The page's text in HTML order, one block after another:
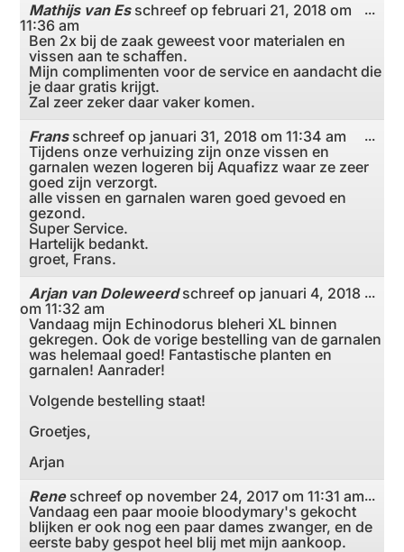
Mathijs van Es schreef op februari 21, 2018 om
11:36 am
Ben 2x bij de zaak geweest voor materialen en
vissen aan te schaffen.
Mijn complimenten voor de service en aandacht die
je daar gratis krijgt.
Zal zeer zeker daar vaker komen.
...
Frans schreef op januari 31, 2018 om 11:34 am
Tijdens onze verhuizing zijn onze vissen en
garnalen wezen logeren bij Aquafizz waar ze zeer
goed zijn verzorgt.
alle vissen en garnalen waren goed gevoed en
gezond.
Super Service.
Hartelijk bedankt.
groet, Frans.
...
Arjan van Doleweerd schreef op januari 4, 2018
om 11:32 am
Vandaag mijn Echinodorus bleheri XL binnen
gekregen. Ook de vorige bestelling van de garnalen
was helemaal goed! Fantastische planten en
garnalen! Aanrader!
Volgende bestelling staat!
Groetjes,
Arjan
...
Rene schreef op november 24, 2017 om 11:31 am
Vandaag een paar mooie bloodymary's gekocht
blijken er ook nog een paar dames zwanger, en de
eerste baby gespot heel blij met mijn aankoop.
...